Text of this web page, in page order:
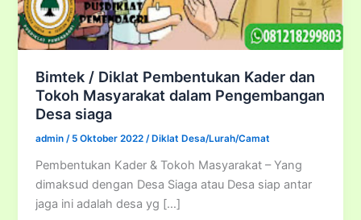
Bimtek / Diklat Pembentukan Kader dan
Tokoh Masyarakat dalam Pengembangan
Desa siaga
admin/ 5 Oktober 2022/ Diklat Desa/Lurah/Camat
Pembentukan Kader & Tokoh Masyarakat – Yang
dimaksud dengan Desa Siaga atau Desa siap antar
jaga ini adalah desa yg […]